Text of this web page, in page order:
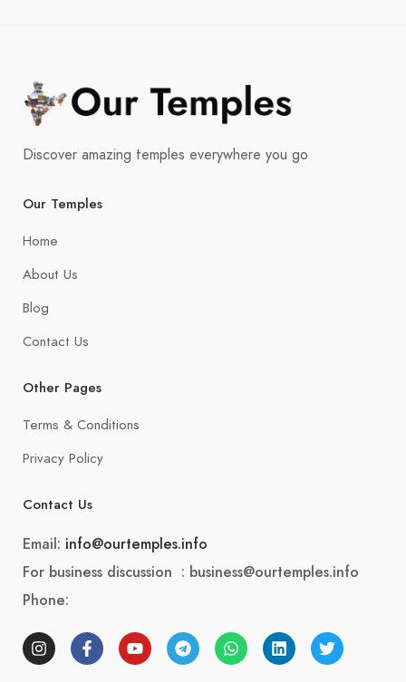
Discover amazing temples everywhere you go
Our Temples
Home
About Us
Blog
Contact Us
Other Pages
Terms & Conditions
Privacy Policy
Contact Us
Email: info@ourtemples.info
For business discussion : business@ourtemples.info
Phone: